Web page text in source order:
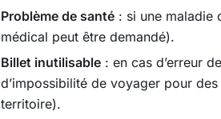
Problème de santé : si une maladie
médical peut être demandé).
Billet inutilisable : en cas d’erreur
d’impossibilité de voyager pour
territoire).